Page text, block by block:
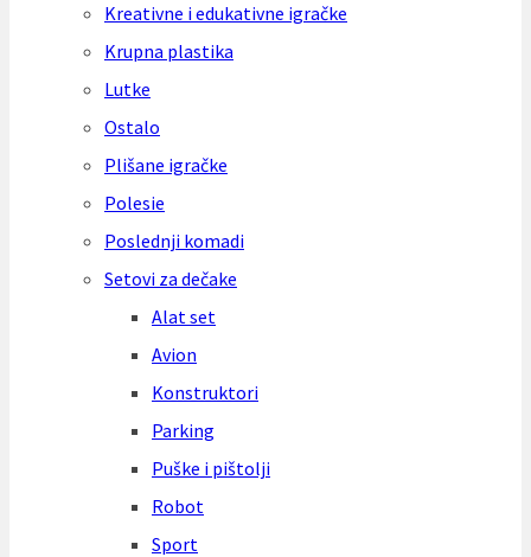
Kreativne i edukativne igračke
Krupna plastika
Lutke
Ostalo
Plišane igračke
Polesie
Poslednji komadi
Setovi za dečake
Alat set
Avion
Konstruktori
Parking
Puške i pištolji
Robot
Sport